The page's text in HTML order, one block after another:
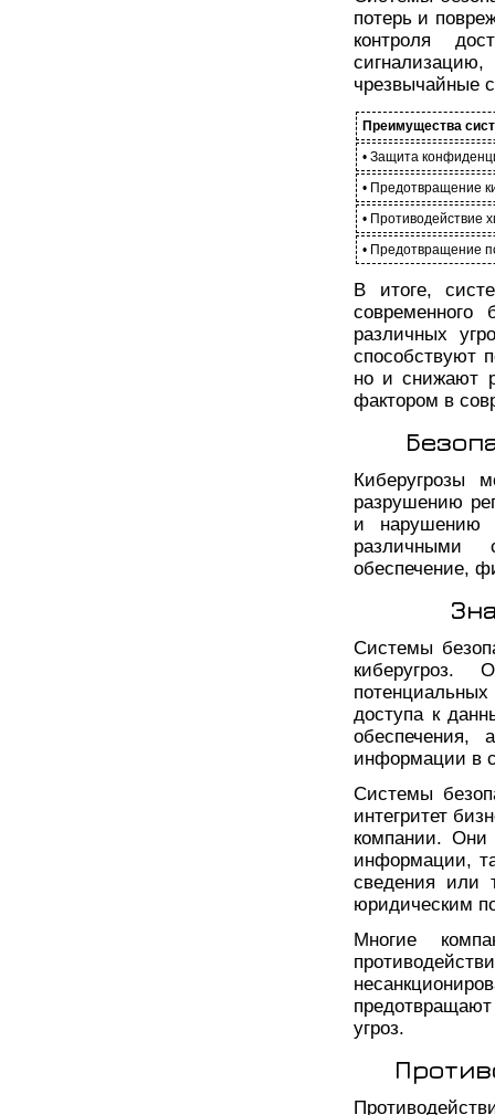
потерь и
контроля
чрезвычайные
Преимущества
• Защита
• Предотвращение
•
• Предотвращение
В итоге,
различных
способствуют
но и снижают
фактором в
Киберугрозы
разрушению
и нарушению
различными
обеспечение,
Системы
киберугроз.
доступа к
обеспечения,
информации в
Системы
интегритет
компании. Они
информации,
сведения или
юридическим
Многие
угроз.